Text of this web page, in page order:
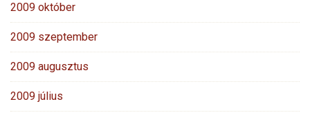
2009 október
2009 szeptember
2009 augusztus
2009 július